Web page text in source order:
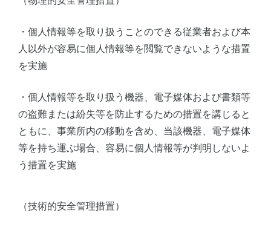
・個人情報等を取り扱うことのできる従業者および本
人以外が容易に個人情報等を閲覧できないような措置
を実施
・個人情報等を取り扱う機器、電子媒体および書類等
の盗難または紛失等を防止するための措置を講じると
ともに、事業所内の移動を含め、当該機器、電子媒体
等を持ち運ぶ場合、容易に個人情報等が判明しないよ
う措置を実施
（技術的安全管理措置）